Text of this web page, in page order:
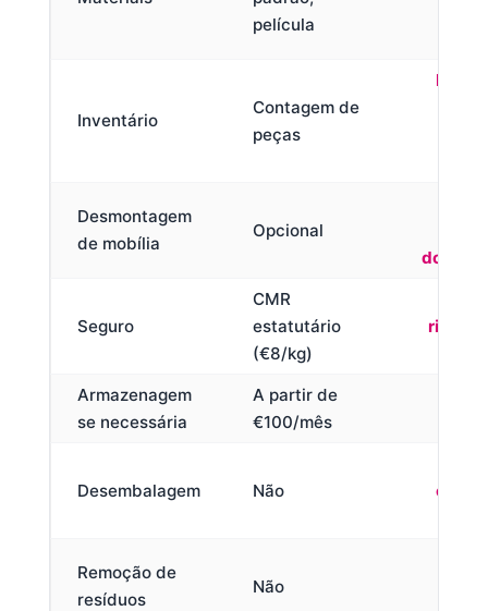
película
Inventário
Contagem de
peças
Desmontagem
de mobília
Opcional
Seguro
CMR
estatutário
(€8/kg)
riscos
Armazenagem
se necessária
A partir de
€100/mês
Desembalagem Não
Remoção de
resíduos
Não